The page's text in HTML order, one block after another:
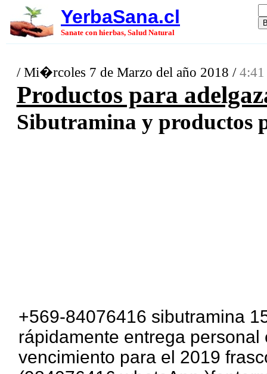
YerbaSana.cl
Sanate con hierbas, Salud Natural
/ Mi�rcoles 7 de Marzo del año 2018 /
Productos para
Sibutramina y productos
+569-84076416 sibutramina
rápidamente entrega
vencimiento para el 2019